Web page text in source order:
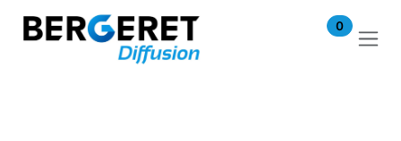
Se rendre au contenu
0